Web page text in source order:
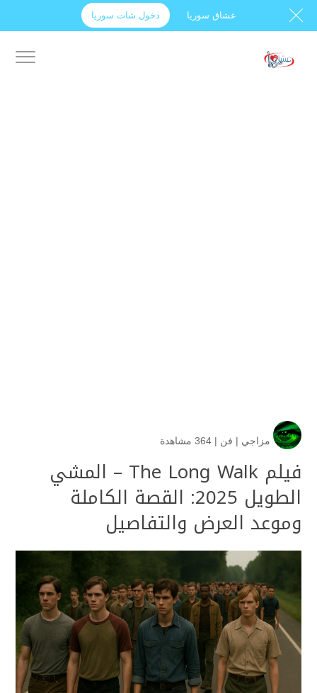
عشاق سوريا دخول شات سوريا
مزاجي | فن | 364 مشاهدة
فيلم The Long Walk – المشي
الطويل 2025: القصة الكاملة
وموعد العرض والتفاصيل